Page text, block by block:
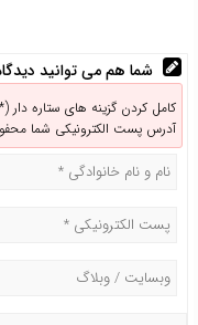
شما هم می توانید
کامل کردن گزینه های ستاره دار
آدرس پست الکترونیکی شما